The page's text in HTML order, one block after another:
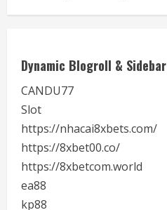
Dynamic Blogroll & Sidebar
CANDU77
Slot
https://nhacai8xbets.com/
https://8xbet00.co/
https://8xbetcom.world
ea88
kp88